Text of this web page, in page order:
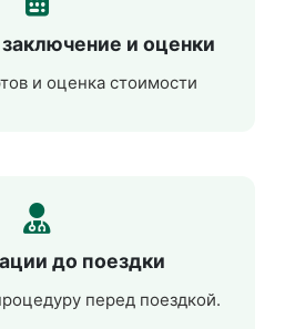
и оценки
и оценка стоимости
до поездки
перед поездкой.